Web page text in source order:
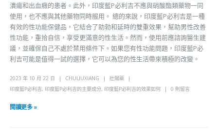
潰瘍和出血癥的患者。此外，印度藍P必利吉不應與硝酸酯類藥物一同
使用，也不應與其他藥物同時服用。 總的來說，印度藍P必利吉是一種
有效的性功能保健品，它結合了助勃和延時的雙重效果，幫助男性改善
性功能，重拾自信，享受更滿意的性生活。然而，使用前應諮詢醫生建
議，並確保自己不處於禁用條件下。如果您有性功能問題，印度藍P必
利吉可能是值得一試的選擇，它可以為您的性生活帶來積極的改變。
2023 年 10 月 22 日 CHULIUXIANG
壯陽藥
印度藍P必利吉, 印度藍P必利吉的主要成分, 印度藍P必利吉的效果如何 0 則留言
閱讀更多 »